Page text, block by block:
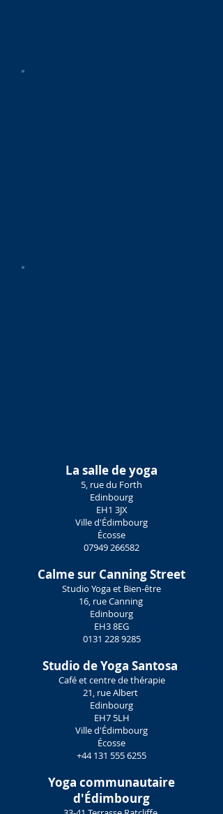
La salle de yoga
5, rue du Forth
Edinbourg
EH1 3JX
Ville d'Édimbourg
Écosse
07949 266582
Calme sur Canning Street
Studio Yoga et Bien-être
16, rue Canning
Edinbourg
EH3 8EG
0131 228 9285
Studio de Yoga Santosa
Café et centre de thérapie
21, rue Albert
Edinbourg
EH7 5LH
Ville d'Édimbourg
Écosse
+44 131 555 6255
Yoga communautaire
d'Édimbourg